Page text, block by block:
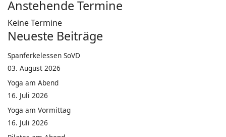
Anstehende Termine
Keine Termine
Neueste Beiträge
Spanferkelessen SoVD
03. August 2026
Yoga am Abend
16. Juli 2026
Yoga am Vormittag
16. Juli 2026